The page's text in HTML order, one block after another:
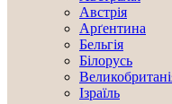
Австрія
Арґентина
Бельгія
Білорусь
Ізраїль